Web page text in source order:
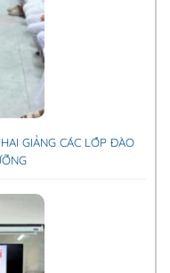
GIẢNG CÁC LỚP ĐÀO